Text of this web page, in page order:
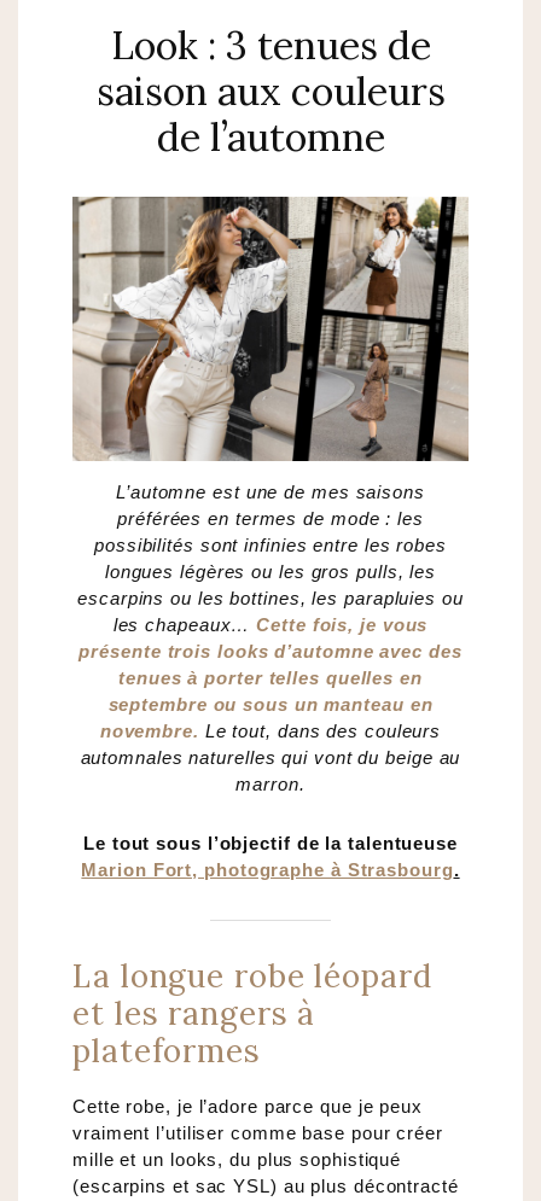
Look : 3 tenues de
saison aux couleurs
de l’automne
L’automne est une de mes saisons
préférées en termes de mode : les
possibilités sont infinies entre les robes
longues légères ou les gros pulls, les
escarpins ou les bottines, les parapluies ou
les chapeaux…Cette fois, je vous
présente trois looks d’automne avec des
tenues à porter telles quelles en
septembre ou sous un manteau en
novembre. Le tout, dans des couleurs
automnales naturelles qui vont du beige au
marron.
Le tout sous l’objectif de la talentueuse
Marion Fort, photographe à Strasbourg.
La longue robe léopard
et les rangers à
plateformes
Cette robe, je l’adore parce que je peux
vraiment l’utiliser comme base pour créer
mille et un looks, du plus sophistiqué
(escarpins et sac YSL) au plus décontracté